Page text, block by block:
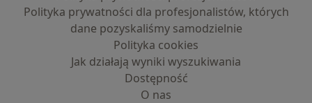
Polityka prywatności dla profesjonalistów, których
dane pozyskaliśmy samodzielnie
Polityka cookies
Jak działają wyniki wyszukiwania
Dostępność
O nas